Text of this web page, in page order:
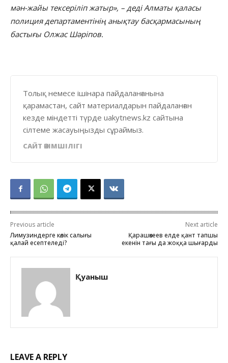
мән-жайы тексеріліп жатыр», – деді Алматы қаласы
полиция департаментінің анықтау басқармасының
бастығы Олжас Шәріпов.
Толық немесе ішінара пайдаланғанына
қарамастан, сайт материалдарын пайдаланған
кезде міндетті түрде uakytnews.kz сайтына
сілтеме жасауыңызды сұраймыз.
САЙТ ӘКІМШІЛІГІ
Previous article
Лимузиндерге көлік салығы
қалай есептеледі?
Next article
Қарашөкеев елде қант тапшы
екенін тағы да жоққа шығарды
Қуаныш
LEAVE A REPLY